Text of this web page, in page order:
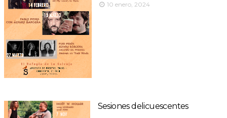
10 enero, 2024
Sesiones delicuescentes